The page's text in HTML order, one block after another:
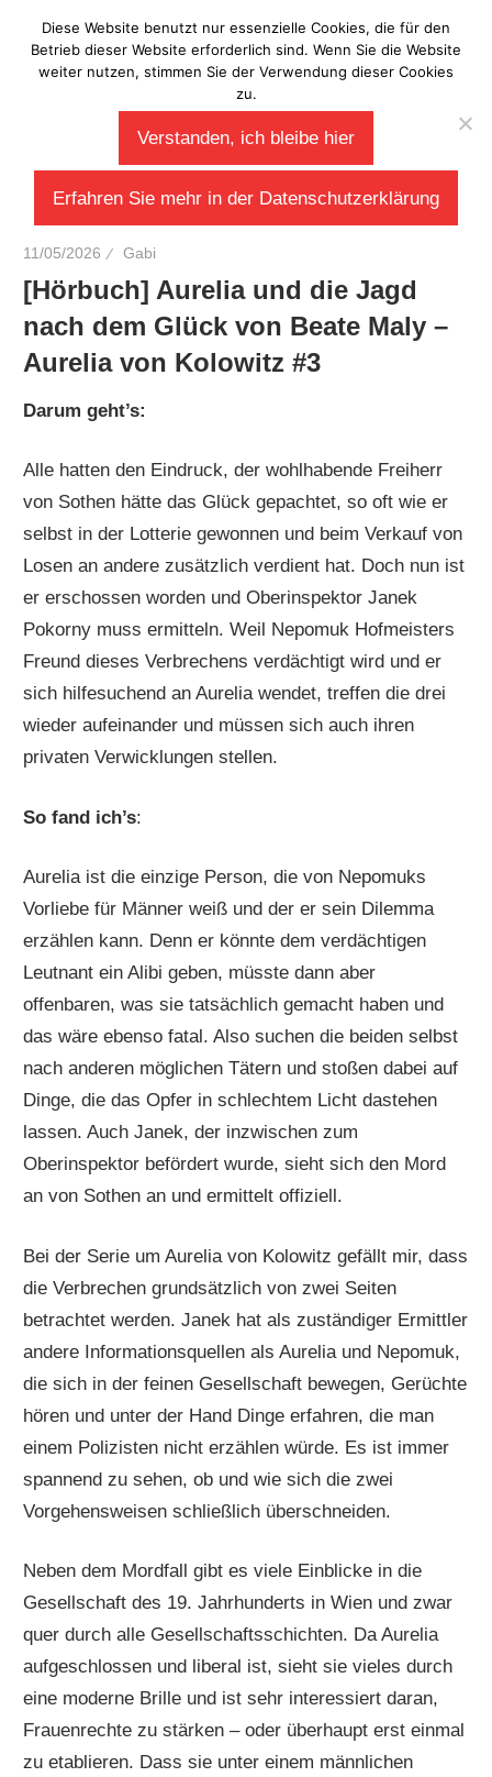
Inhalt
springen
Laberladen
11/05/2026 Gabi
[Hörbuch] Aurelia und die Jagd
nach dem Glück von Beate Maly –
Aurelia von Kolowitz #3
Darum geht’s:
Alle hatten den Eindruck, der wohlhabende Freiherr
von Sothen hätte das Glück gepachtet, so oft wie er
selbst in der Lotterie gewonnen und beim Verkauf von
Losen an andere zusätzlich verdient hat. Doch nun ist
er erschossen worden und Oberinspektor Janek
Pokorny muss ermitteln. Weil Nepomuk Hofmeisters
Freund dieses Verbrechens verdächtigt wird und er
sich hilfesuchend an Aurelia wendet, treffen die drei
wieder aufeinander und müssen sich auch ihren
privaten Verwicklungen stellen.
So fand ich’s:
Aurelia ist die einzige Person, die von Nepomuks
Vorliebe für Männer weiß und der er sein Dilemma
erzählen kann. Denn er könnte dem verdächtigen
Leutnant ein Alibi geben, müsste dann aber
offenbaren, was sie tatsächlich gemacht haben und
das wäre ebenso fatal. Also suchen die beiden selbst
nach anderen möglichen Tätern und stoßen dabei auf
Dinge, die das Opfer in schlechtem Licht dastehen
lassen. Auch Janek, der inzwischen zum
Oberinspektor befördert wurde, sieht sich den Mord
an von Sothen an und ermittelt offiziell.
Bei der Serie um Aurelia von Kolowitz gefällt mir, dass
die Verbrechen grundsätzlich von zwei Seiten
betrachtet werden. Janek hat als zuständiger Ermittler
andere Informationsquellen als Aurelia und Nepomuk,
die sich in der feinen Gesellschaft bewegen, Gerüchte
hören und unter der Hand Dinge erfahren, die man
einem Polizisten nicht erzählen würde. Es ist immer
spannend zu sehen, ob und wie sich die zwei
Vorgehensweisen schließlich überschneiden.
Neben dem Mordfall gibt es viele Einblicke in die
Gesellschaft des 19. Jahrhunderts in Wien und zwar
quer durch alle Gesellschaftsschichten. Da Aurelia
aufgeschlossen und liberal ist, sieht sie vieles durch
eine moderne Brille und ist sehr interessiert daran,
Frauenrechte zu stärken – oder überhaupt erst einmal
zu etablieren. Dass sie unter einem männlichen
Diese Website benutzt nur essenzielle Cookies, die für den
Betrieb dieser Website erforderlich sind. Wenn Sie die Website
weiter nutzen, stimmen Sie der Verwendung dieser Cookies
zu.
Verstanden, ich bleibe hier
Erfahren Sie mehr in der Datenschutzerklärung